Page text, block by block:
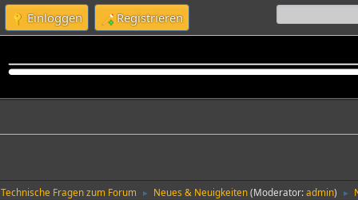
Einloggen Registrieren
Technische Fragen zum Forum ► Neues & Neuigkeiten(Moderator:admin) ►